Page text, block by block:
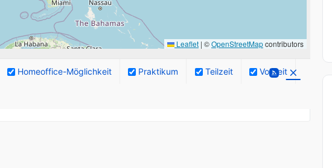
Leaflet | ©OpenStreetMapcontributors
Homeoffice-Möglichkeit Praktikum Teilzeit Vollzeit